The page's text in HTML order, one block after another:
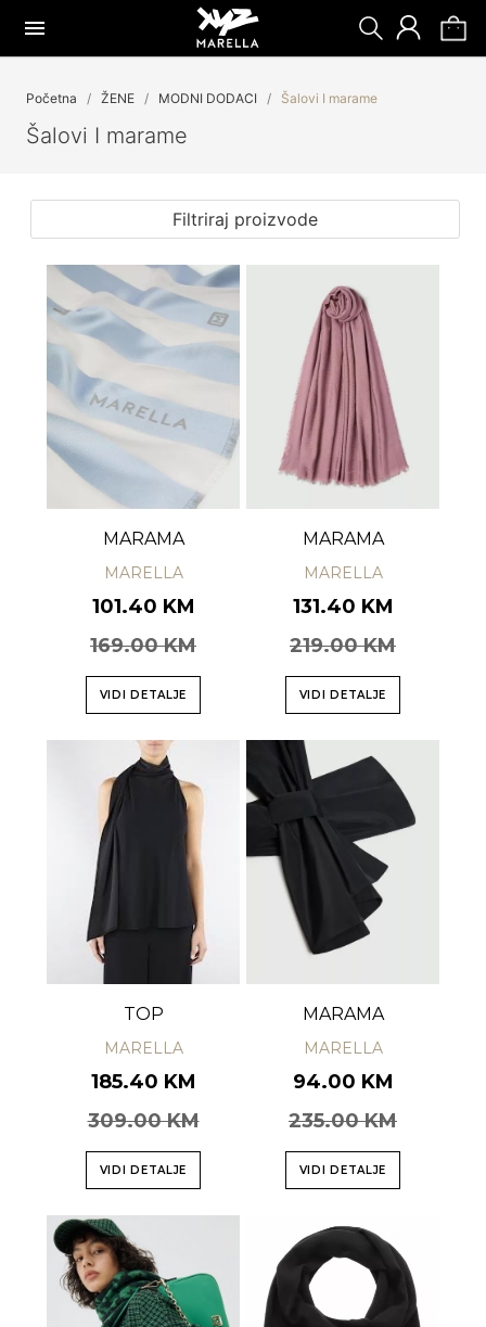
Početna ŽENE MODNI DODACI Šalovi I marame
Šalovi I marame
Filtriraj proizvode
MARAMA
MARELLA
101.40 KM
169.00 KM
VIDI DETALJE
MARAMA
MARELLA
131.40 KM
219.00 KM
VIDI DETALJE
TOP
MARELLA
185.40 KM
309.00 KM
VIDI DETALJE
MARAMA
MARELLA
94.00 KM
235.00 KM
VIDI DETALJE